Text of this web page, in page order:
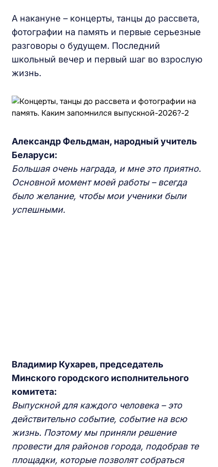
А накануне – концерты, танцы до рассвета,
фотографии на память и первые серьезные
разговоры о будущем. Последний
школьный вечер и первый шаг во взрослую
жизнь.
Александр Фельдман, народный учитель
Беларуси:
Большая очень награда, и мне это приятно.
Основной момент моей работы – всегда
было желание, чтобы мои ученики были
успешными.
Владимир Кухарев, председатель
Минского городского исполнительного
комитета:
Выпускной для каждого человека – это
действительно событие, событие на всю
жизнь. Поэтому мы приняли решение
провести для районов города, подобрав те
площадки, которые позволят собраться